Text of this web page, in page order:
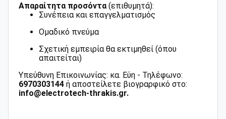
Απαραίτητα προσόντα(επιθυμητά):
Συνέπεια και επαγγελματισμός
Ομαδικό πνεύμα
Σχετική εμπειρία θα εκτιμηθεί (όπου
απαιτείται)
Υπεύθυνη Επικοινωνίας: κα. Εύη - Τηλέφωνο:
6970303144 ή αποστείλετε βιογραρφικό στο:
info@electrotech-thrakis.gr.